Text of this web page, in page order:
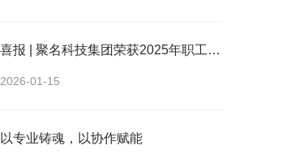
喜报 | 聚名科技集团荣获2025年职工技术创新成果优秀成果奖
2026-01-15
以专业铸魂，以协作赋能